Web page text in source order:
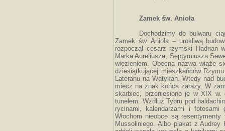
Zamek św. Anioła
Dochodzimy do bulwaru
Zamek św. Anioła – urokliwą
rozpoczął cesarz rzymski Hadrian
Marka Aureliusza, Septymiusza
więzieniem. Obecna nazwa wiąże
dziesiątkującej mieszkańców
Lateranu na Watykan. Wtedy nad
miecz na znak końca zarazy. W
skarbiec, przeniesiono je w XIX w.
tunelem. Wzdłuż Tybru pod
rycinami, kalendarzami i
Włochom nieobce są
Mussoliniego. Albo plakat z